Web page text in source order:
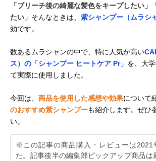
「ブリーチ後の綺麗な髪色をキープしたい」
たい」 そんなときは、 紫シャンプー（ムラシ
効です。
数あるムラシャンの中で、特に人気が高い
ス）の「シャンプー ヒートケア Pr」 を、大
て実際に使用しました。
今回は、 商品を使用した感想や効果について
のおすすめ紫シャンプーも紹介します。ぜひ
い。
※この記事の商品購入・レビューは2021
た。記事後半の編集部ピックアップ商品は